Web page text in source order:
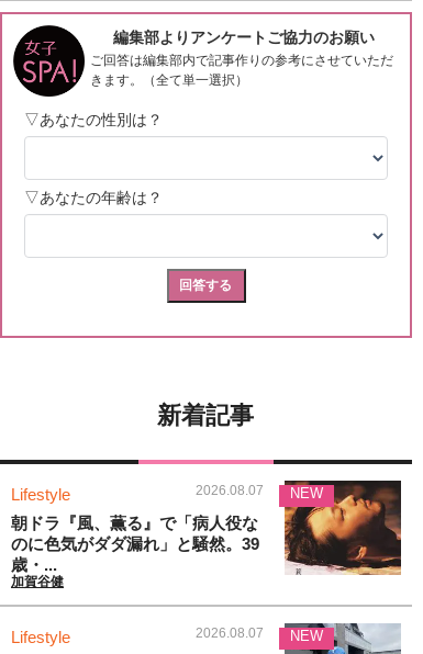
新着記事
Lifestyle 2026.08.07
朝ドラ『風、薫る』で「病人役な
のに色気がダダ漏れ」と騒然。39
歳・...
加賀谷健
NEW
Lifestyle 2026.08.07 NEW